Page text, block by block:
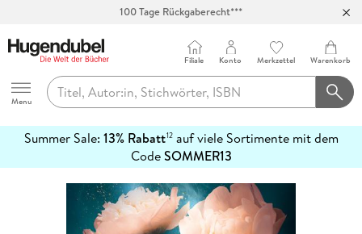
100 Tage Rückgaberecht***
Hugendubel
Menu
Filiale Konto Merkzettel Warenkorb
Summer Sale: 13% Rabatt12auf viele Sortimente mit dem
CodeSOMMER13
erfahren